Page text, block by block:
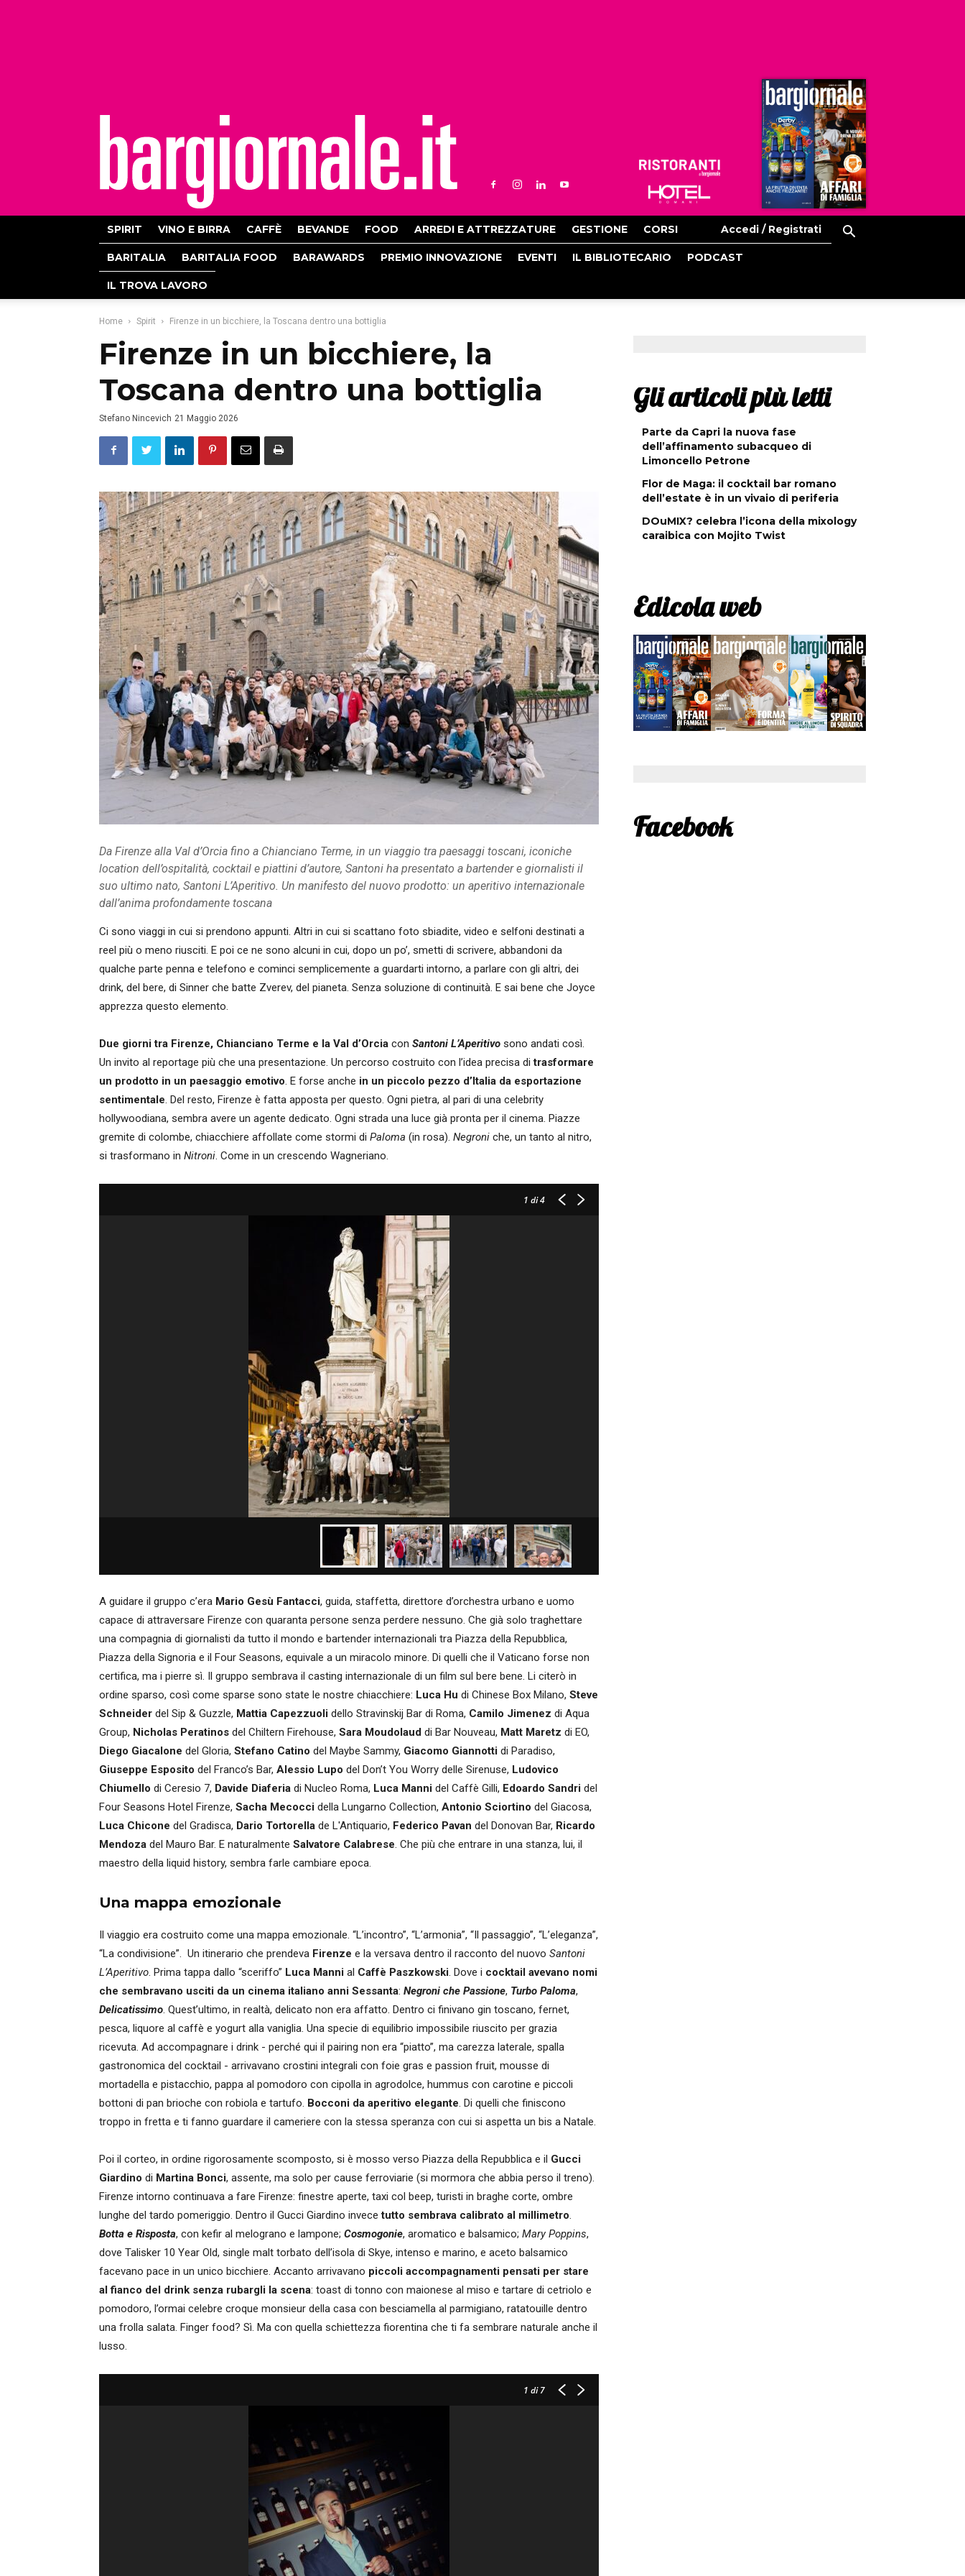
Ristoranti
Hoteldomani
SPIRIT VINO E BIRRA CAFFÈ BEVANDE FOOD ARREDI E ATTREZZATURE GESTIONE CORSI Accedi / Registrati
BARITALIA BARITALIA FOOD BARAWARDS PREMIO INNOVAZIONE EVENTI IL BIBLIOTECARIO PODCAST
IL TROVA LAVORO
Home Spirit Firenze in un bicchiere, la Toscana dentro una bottiglia
Firenze in un bicchiere, la
Toscana dentro una bottiglia
Stefano Nincevich 21 Maggio 2026
Da Firenze alla Val d’Orcia fino a Chianciano Terme, in un viaggio tra paesaggi toscani, iconiche
location dell’ospitalità, cocktail e piattini d’autore, Santoni ha presentato a bartender e giornalisti il
suo ultimo nato, Santoni L’Aperitivo. Un manifesto del nuovo prodotto: un aperitivo internazionale
dall’anima profondamente toscana
Ci sono viaggi in cui si prendono appunti. Altri in cui si scattano foto sbiadite, video e selfoni destinati a
reel più o meno riusciti. E poi ce ne sono alcuni in cui, dopo un po’, smetti di scrivere, abbandoni da
qualche parte penna e telefono e cominci semplicemente a guardarti intorno, a parlare con gli altri, dei
drink, del bere, di Sinner che batte Zverev, del pianeta. Senza soluzione di continuità. E sai bene che Joyce
apprezza questo elemento.
Due giorni tra Firenze, Chianciano Terme e la Val d’Orcia con Santoni L’Aperitivo sono andati così.
Un invito al reportage più che una presentazione. Un percorso costruito con l’idea precisa ditrasformare
un prodotto in un paesaggio emotivo. E forse anche in un piccolo pezzo d’Italia da esportazione
sentimentale. Del resto, Firenze è fatta apposta per questo. Ogni pietra, al pari di una celebrity
hollywoodiana, sembra avere un agente dedicato. Ogni strada una luce già pronta per il cinema. Piazze
gremite di colombe, chiacchiere affollate come stormi di Paloma (in rosa). Negroni che, un tanto al nitro,
si trasformano in Nitroni. Come in un crescendo Wagneriano.
1 di 4
A guidare il gruppo c’era Mario Gesù Fantacci, guida, staffetta, direttore d’orchestra urbano e uomo
capace di attraversare Firenze con quaranta persone senza perdere nessuno. Che già solo traghettare
una compagnia di giornalisti da tutto il mondo e bartender internazionali tra Piazza della Repubblica,
Piazza della Signoria e il Four Seasons, equivale a un miracolo minore. Di quelli che il Vaticano forse non
certifica, ma i pierre sì. Il gruppo sembrava il casting internazionale di un film sul bere bene. Li citerò in
ordine sparso, così come sparse sono state le nostre chiacchiere: Luca Hu di Chinese Box Milano, Steve
Schneider del Sip & Guzzle, Mattia Capezzuoli dello Stravinskij Bar di Roma, Camilo Jimenez di Aqua
Group, Nicholas Peratinos del Chiltern Firehouse, Sara Moudolaud di Bar Nouveau, Matt Maretz di EO,
Diego Giacalone del Gloria, Stefano Catino del Maybe Sammy, Giacomo Giannotti di Paradiso,
Giuseppe Esposito del Franco’s Bar, Alessio Lupo del Don’t You Worry delle Sirenuse, Ludovico
Chiumello di Ceresio 7, Davide Diaferia di Nucleo Roma, Luca Manni del Caffè Gilli, Edoardo Sandri del
Four Seasons Hotel Firenze, Sacha Mecocci della Lungarno Collection, Antonio Sciortino del Giacosa,
Luca Chicone del Gradisca, Dario Tortorella de L'Antiquario, Federico Pavan del Donovan Bar, Ricardo
Mendoza del Mauro Bar. E naturalmente Salvatore Calabrese. Che più che entrare in una stanza, lui, il
maestro della liquid history, sembra farle cambiare epoca.
Una mappa emozionale
Il viaggio era costruito come una mappa emozionale. “L’incontro”, “L’armonia”, “Il passaggio”, “L’eleganza”,
“La condivisione”. Un itinerario che prendeva Firenze e la versava dentro il racconto del nuovo Santoni
L’Aperitivo. Prima tappa dallo “sceriffo” Luca Manni al Caffè Paszkowski. Dove i cocktail avevano nomi
che sembravano usciti da un cinema italiano anni Sessanta: Negroni che Passione, Turbo Paloma,
Delicatissimo. Quest’ultimo, in realtà, delicato non era affatto. Dentro ci finivano gin toscano, fernet,
pesca, liquore al caffè e yogurt alla vaniglia. Una specie di equilibrio impossibile riuscito per grazia
ricevuta. Ad accompagnare i drink - perché qui il pairing non era “piatto”, ma carezza laterale, spalla
gastronomica del cocktail - arrivavano crostini integrali con foie gras e passion fruit, mousse di
mortadella e pistacchio, pappa al pomodoro con cipolla in agrodolce, hummus con carotine e piccoli
bottoni di pan brioche con robiola e tartufo. Bocconi da aperitivo elegante. Di quelli che finiscono
troppo in fretta e ti fanno guardare il cameriere con la stessa speranza con cui si aspetta un bis a Natale.
Poi il corteo, in ordine rigorosamente scomposto, si è mosso verso Piazza della Repubblica e il Gucci
Giardino di Martina Bonci, assente, ma solo per cause ferroviarie (si mormora che abbia perso il treno).
Firenze intorno continuava a fare Firenze: finestre aperte, taxi col beep, turisti in braghe corte, ombre
lunghe del tardo pomeriggio. Dentro il Gucci Giardino invecetutto sembrava calibrato al millimetro.
Botta e Risposta, con kefir al melograno e lampone; Cosmogonie, aromatico e balsamico; Mary Poppins,
dove Talisker 10 Year Old, single malt torbato dell’isola di Skye, intenso e marino, e aceto balsamico
facevano pace in un unico bicchiere. Accanto arrivavano piccoli accompagnamenti pensati per stare
al fianco del drink senza rubargli la scena: toast di tonno con maionese al miso e tartare di cetriolo e
pomodoro, l’ormai celebre croque monsieur della casa con besciamella al parmigiano, ratatouille dentro
una frolla salata. Finger food? Sì. Ma con quella schiettezza fiorentina che ti fa sembrare naturale anche il
lusso.
1 di 7
Gli articoli più letti
Parte da Capri la nuova fase
dell’affinamento subacqueo di
Limoncello Petrone
Flor de Maga: il cocktail bar romano
dell’estate è in un vivaio di periferia
DOuMIX? celebra l’icona della mixology
caraibica con Mojito Twist
Edicola web
Facebook